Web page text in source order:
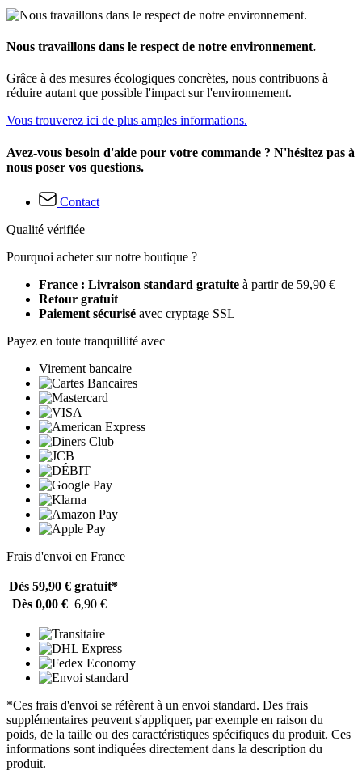
Nous travaillons dans le respect de notre environnement.
Grâce à des mesures écologiques concrètes, nous contribuons à
réduire autant que possible l'impact sur l'environnement.
Vous trouverez ici de plus amples informations.
Avez-vous besoin d'aide pour votre commande ? N'hésitez pas à
nous poser vos questions.
Contact
Qualité vérifiée
Pourquoi acheter sur notre boutique ?
France : Livraison standard gratuite à partir de 59,90 €
Retour gratuit
Paiement sécurisé avec cryptage SSL
Payez en toute tranquillité avec
Virement bancaire
Frais d'envoi en France
Dès 59,90 € gratuit*
Dès 0,00 € 6,90 €
*Ces frais d'envoi se réfèrent à un envoi standard. Des frais
supplémentaires peuvent s'appliquer, par exemple en raison du
poids, de la taille ou des caractéristiques spécifiques du produit. Ces
informations sont indiquées directement dans la description du
produit.